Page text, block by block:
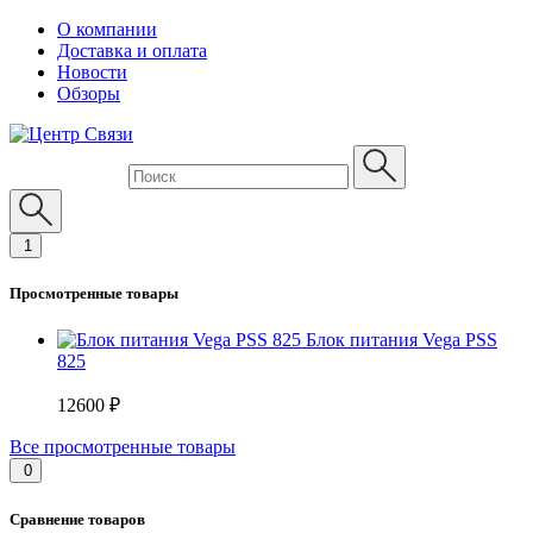
О компании
Доставка и оплата
Новости
Обзоры
1
Просмотренные товары
Блок питания Vega PSS
825
12600 ₽
Все просмотренные товары
0
Сравнение товаров